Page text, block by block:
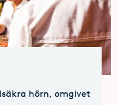
hörn, omgivet